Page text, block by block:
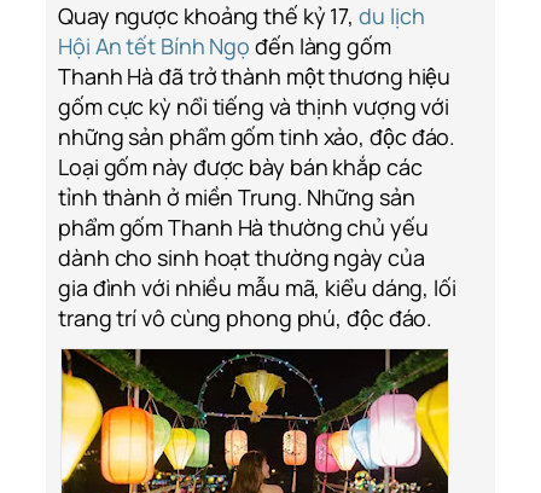
Quay ngược khoảng thế kỷ 17,du lịch
Hội An tết Bính Ngọ đến làng gốm
Thanh Hà đã trở thành một thương hiệu
gốm cực kỳ nổi tiếng và thịnh vượng với
những sản phẩm gốm tinh xảo, độc đáo.
Loại gốm này được bày bán khắp các
tỉnh thành ở miền Trung. Những sản
phẩm gốm Thanh Hà thường chủ yếu
dành cho sinh hoạt thường ngày của
gia đình với nhiều mẫu mã, kiểu dáng, lối
trang trí vô cùng phong phú, độc đáo.